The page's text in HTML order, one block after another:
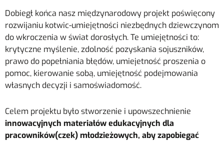
Dobiegł końca nasz międzynarodowy projekt poświęcony
rozwijaniu kotwic-umiejętności niezbędnych dziewczynom
do wkroczenia w świat dorosłych. Te umiejętności to:
krytyczne myślenie, zdolność pozyskania sojuszników,
prawo do popełniania błędów, umiejetność proszenia o
pomoc, kierowanie sobą, umiejętność podejmowania
własnych decyzji i samoświadomość.
Celem projektu było stworzenie i upowszechnienie
innowacyjnych materiałów edukacyjnych dla
pracowników(czek) młodzieżowych, aby zapobiegać